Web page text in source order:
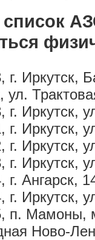
Иркутск,
ул.
Иркутск,
Иркутск,
г. Иркутск,
г. Иркутск,
г. Ангарск,
Иркутск,
п. Мамоны,
Ново-